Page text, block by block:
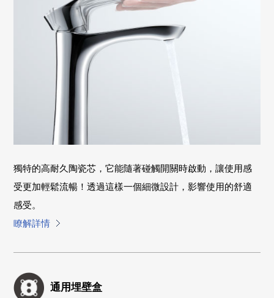
獨特的高耐久陶瓷芯，它能隨著碰觸開關時啟動，讓使用感
受更加輕鬆流暢！透過這樣一個細微設計，影響使用的舒適
感受。
瞭解詳情
通用埋壁盒